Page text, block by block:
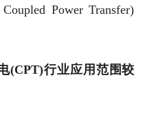
Power Transfer)
(CPT)行业应用范围较